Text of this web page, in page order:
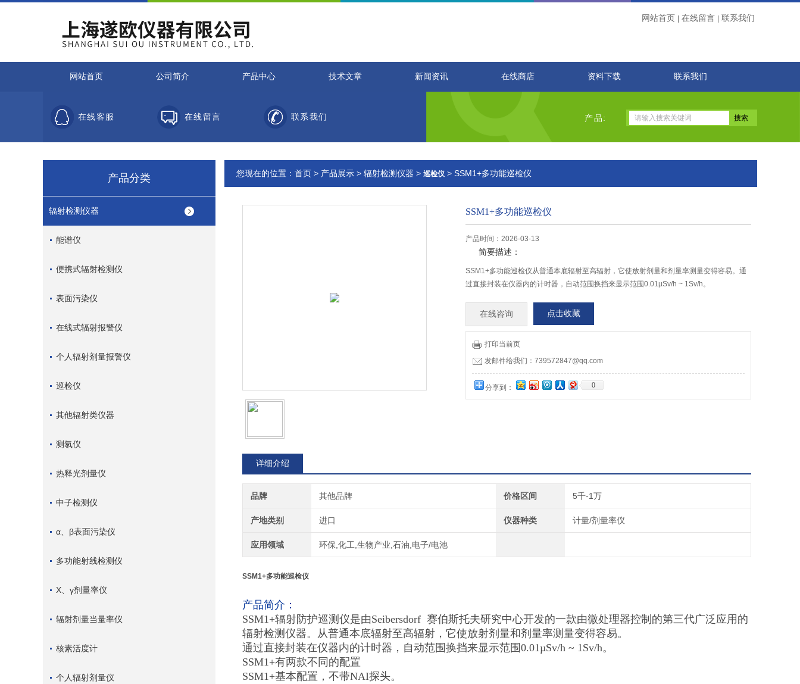
网站首页 在线留言 联系我们
网站首页 公司简介 产品中心 技术文章 新闻资讯 在线商店 资料下载 联系我们
在线客服 在线留言 联系我们 产品:
产品分类
辐射检测仪器
能谱仪
便携式辐射检测仪
表面污染仪
在线式辐射报警仪
个人辐射剂量报警仪
巡检仪
其他辐射类仪器
测氡仪
热释光剂量仪
中子检测仪
α、β表面污染仪
多功能射线检测仪
X、γ剂量率仪
辐射剂量当量率仪
核素活度计
个人辐射剂量仪
您现在的位置： 首页 > 产品展示 > 辐射检测仪器 > 巡检仪 > SSM1+多功能巡检仪
SSM1+多功能巡检仪
产品时间：2026-03-13
简要描述：
SSM1+多功能巡检仪从普通本底辐射至高辐射，它使放射剂量和剂量率测量变得容易。通
过直接封装在仪器内的计时器，自动范围换挡来显示范围0.01µSv/h ~ 1Sv/h。
在线咨询 点击收藏
打印当前页
发邮件给我们：739572847@qq.com
分享到： 0
详细介绍
品牌 其他品牌 价格区间 5千-1万
产地类别 进口 仪器种类 计量/剂量率仪
应用领域 环保,化工,生物产业,石油,电子/电池
SSM1+多功能巡检仪
产品简介：
SSM1+辐射防护巡测仪是由Seibersdorf 赛伯斯托夫研究中心开发的一款由微处理器控制的第三代广泛应用的
辐射检测仪器。从普通本底辐射至高辐射，它使放射剂量和剂量率测量变得容易。
通过直接封装在仪器内的计时器，自动范围换挡来显示范围0.01µSv/h ~ 1Sv/h。
SSM1+有两款不同的配置
SSM1+基本配置，不带NAI探头。